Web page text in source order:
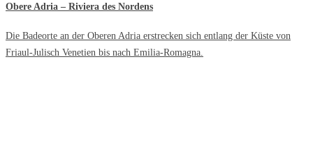
Obere Adria – Riviera des Nordens
Die Badeorte an der Oberen Adria erstrecken sich entlang der Küste von
Friaul-Julisch Venetien bis nach Emilia-Romagna.